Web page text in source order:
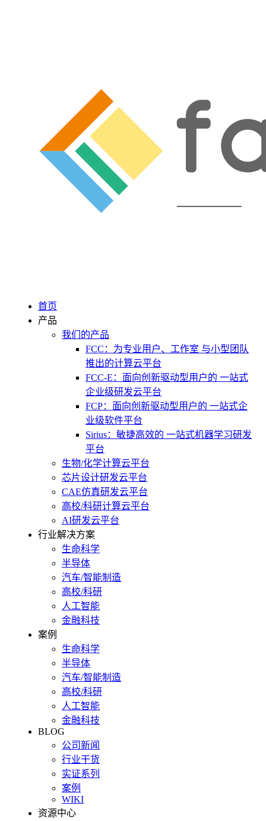
首页
产品
我们的产品
FCC：为专业用户、工作室 与小型团队
推出的计算云平台
FCC-E：面向创新驱动型用户的 一站式
企业级研发云平台
FCP：面向创新驱动型用户的 一站式企
业级软件平台
Sirius：敏捷高效的 一站式机器学习研发
平台
生物/化学计算云平台
芯片设计研发云平台
CAE仿真研发云平台
高校/科研计算云平台
AI研发云平台
行业解决方案
生命科学
半导体
汽车/智能制造
高校/科研
人工智能
金融科技
案例
生命科学
半导体
汽车/智能制造
高校/科研
人工智能
金融科技
BLOG
公司新闻
行业干货
实证系列
案例
WIKI
资源中心